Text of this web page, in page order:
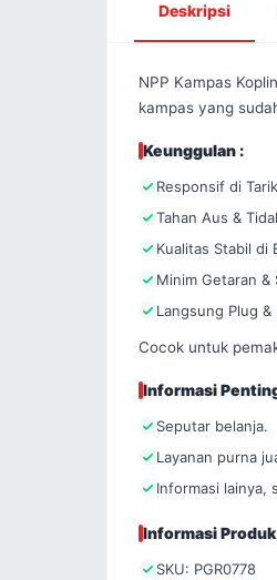
Deskripsi
NPP Kampas
kampas yang
Keunggulan :
Responsif di
Tahan Aus &
Kualitas Stabil di
Minim Getaran &
Langsung Plug
Cocok untuk
Informasi
Seputar belanja.
Layanan purna
Informasi lainya,
Informasi Produk
SKU: PGR0778